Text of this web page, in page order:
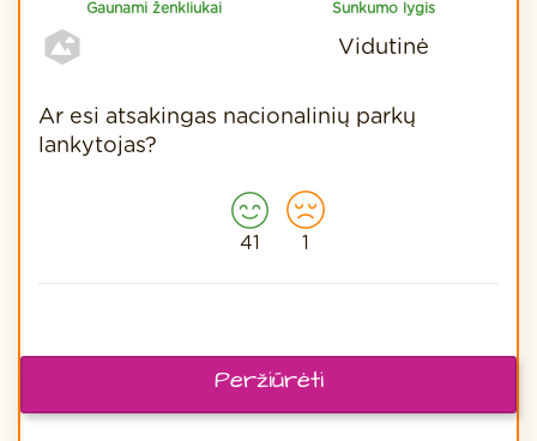
Gaunami ženkliukai Sunkumo lygis
Vidutinė
Ar esi atsakingas nacionalinių parkų
lankytojas?
41 1
Peržiūrėti